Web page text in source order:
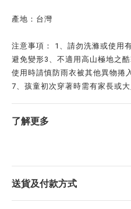
產地：台灣
注意事項： 1、請勿洗滌或使用
避免變形3、不適用高山極地之
使用時請慎防雨衣被其他異物捲
7、孩童初次穿著時需有家長或
了解更多
送貨及付款方式